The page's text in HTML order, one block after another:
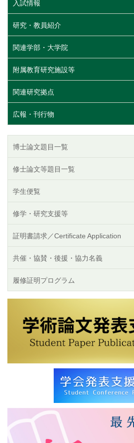
入試情報
研究・教員紹介
関連学部・大学院
附属教育研究施設等
関連研究拠点
広報・刊行物
博士論文題目一覧
修士論文等題目一覧
学生便覧
修学・研究支援等
証明書請求／Certificate Application
共催・協賛・後援・協力名義
履修証明プログラム